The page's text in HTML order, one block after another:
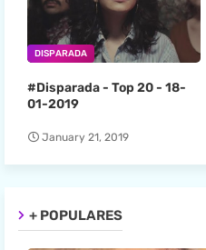
DISPARADA
#Disparada - Top 20 - 18-
01-2019
January 21, 2019
+ POPULARES